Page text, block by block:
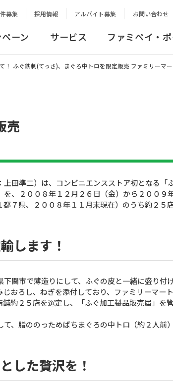
募集 採用情報 アルバイト募集 お問い合わせ
ーン サービス ファミペイ・
！ ふぐ鉄刺(てっさ)、まぐろ中トロを限定販売 ファミリーマ
売
田準二）は、コンビニエンスストア初となる「
、２００８年１２月２６日（金）から２００９
７県、２００８年１１月末現在）のうち約２５
します！
関市で薄造りにして、ふぐの皮と一緒に盛り付
おろし、ねぎを添付しており、ファミリーマー
約２５店を選定し、「ふぐ加工製品販売届」を
、脂ののっためばちまぐろの中トロ（約２人前
した贅沢を！